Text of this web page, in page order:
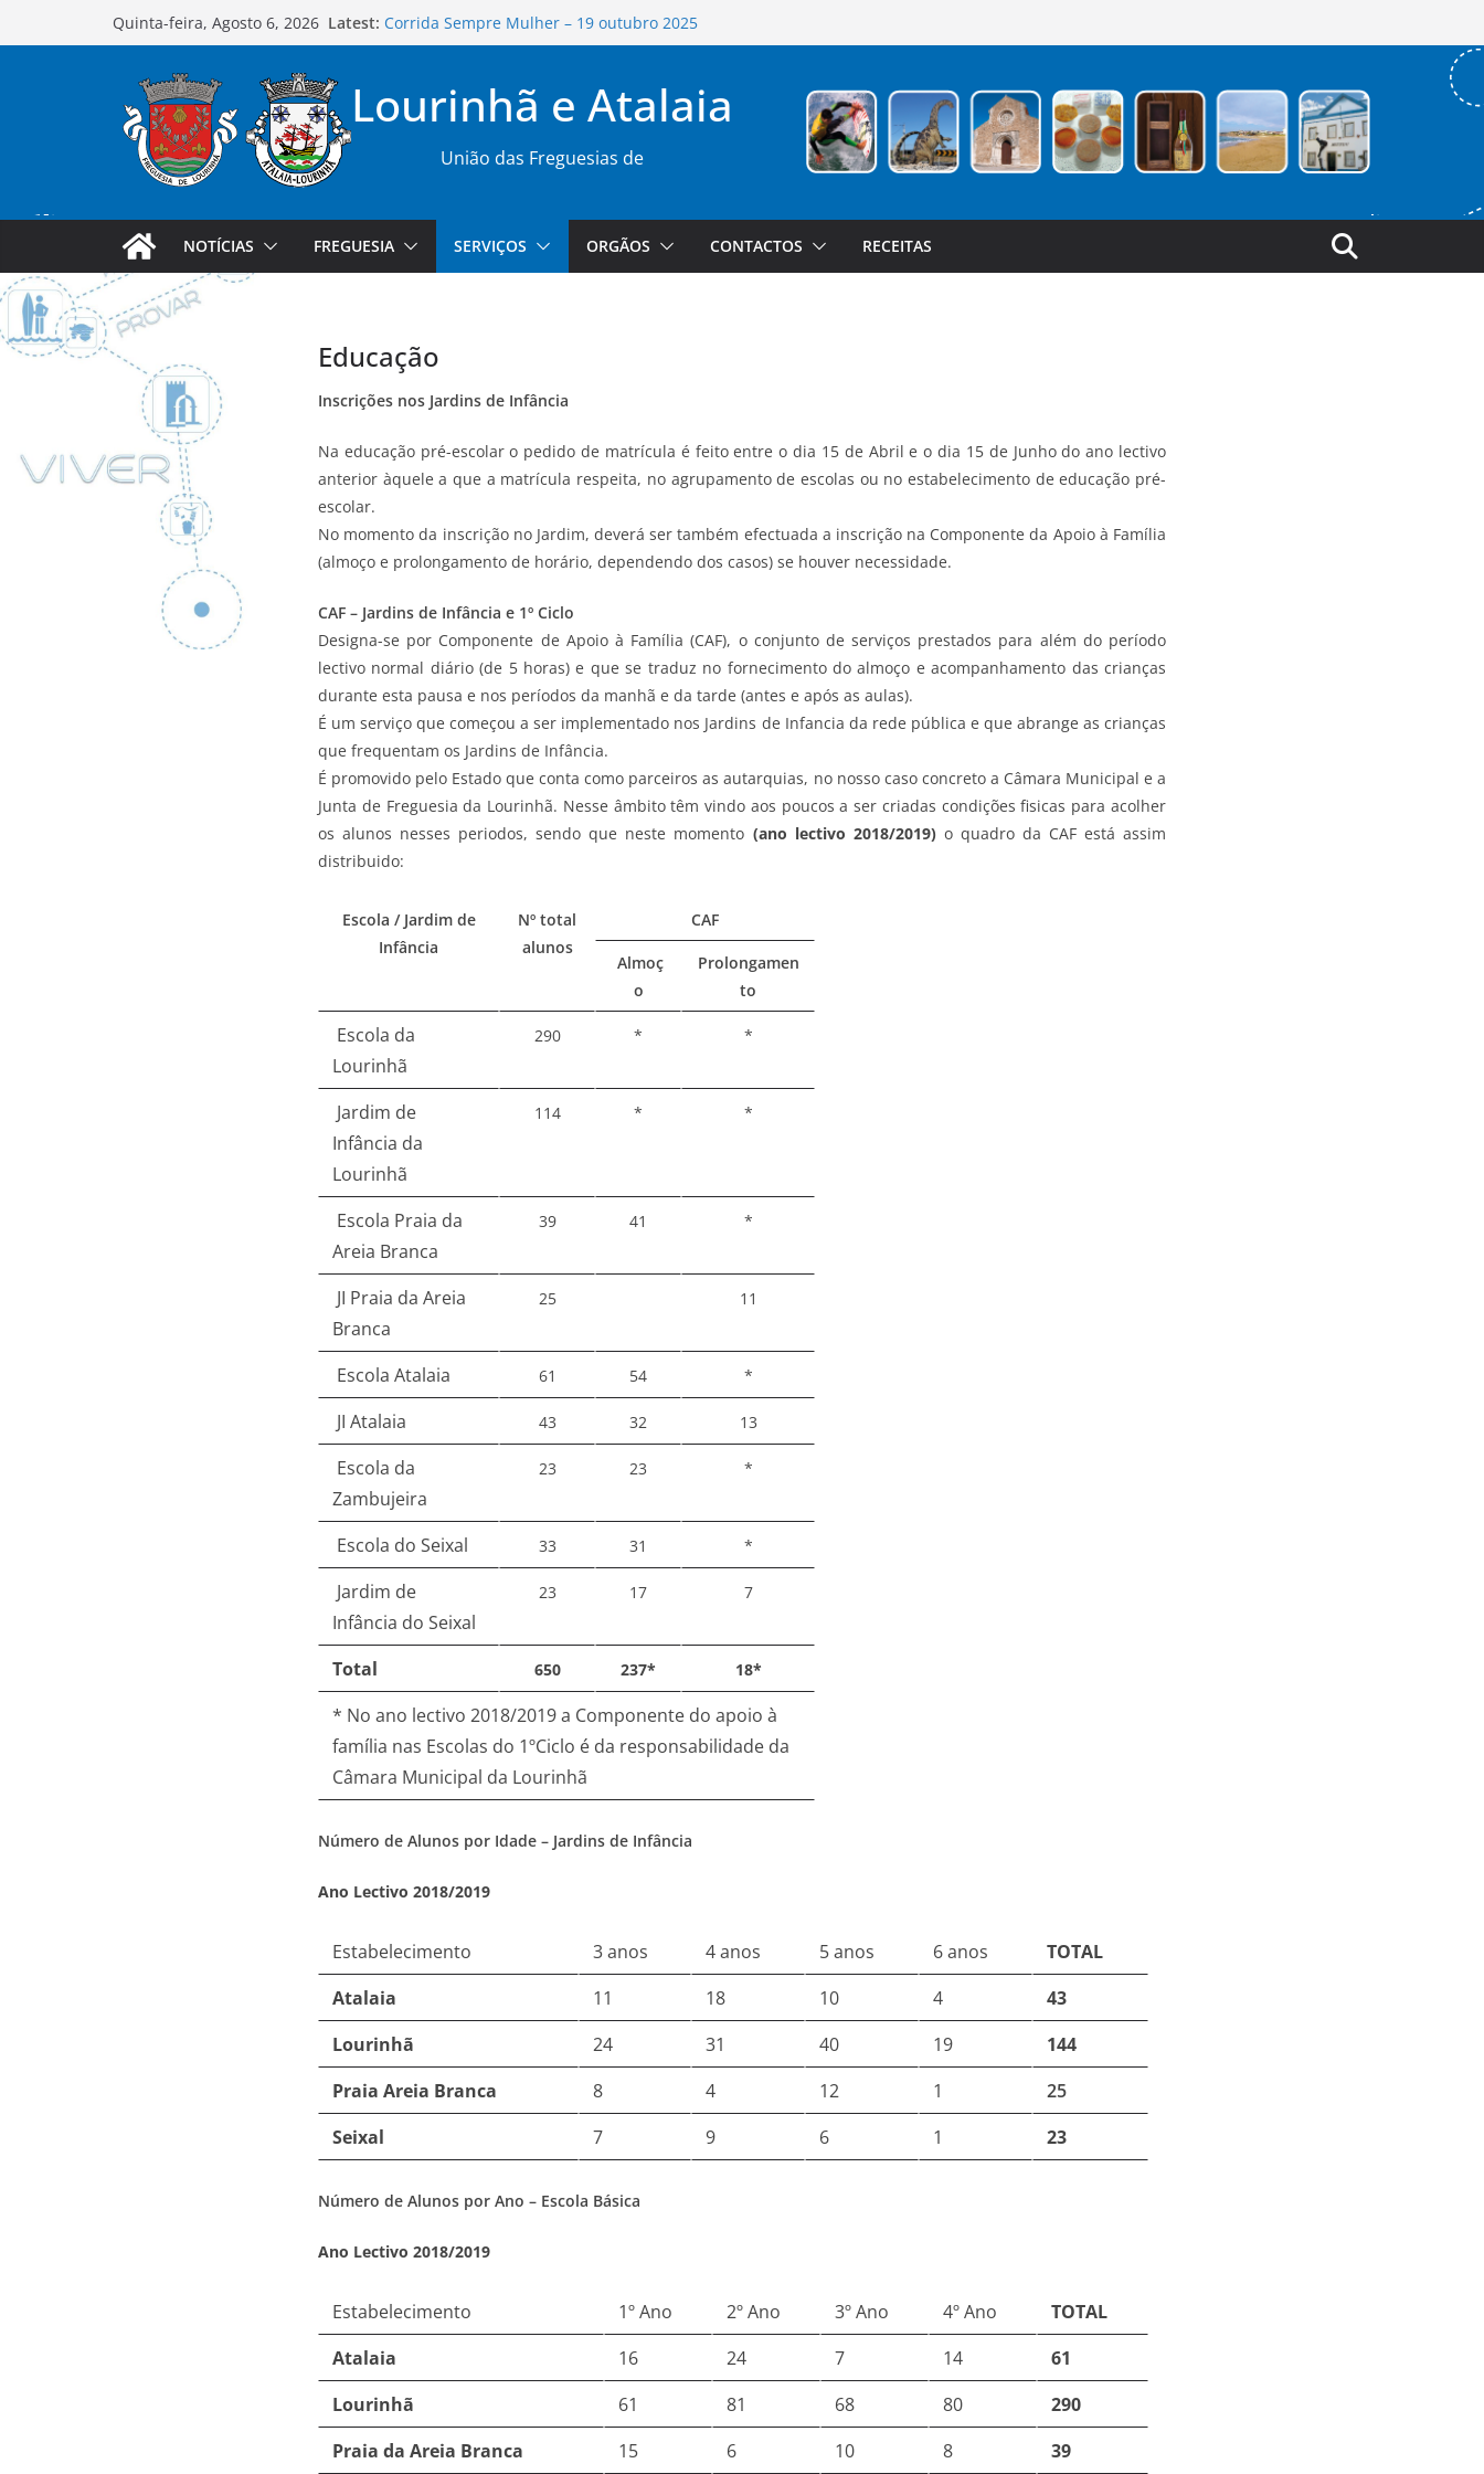
to
Quinta-feira, Agosto 6, 2026 Latest: Corrida Sempre Mulher – 19 outubro 2025
Editais de Tomada de Posse das Freguesias da Lourinhã e
Prova 2º Milha da Cegonha
Campanha de Recolha de Sangue Out 2025
Lourinhã e Atalaia
União das Freguesias de
NOTÍCIAS FREGUESIA SERVIÇOS ORGÃOS CONTACTOS RECEITAS
Educação
Inscrições nos Jardins de Infância
Na educação pré-escolar o pedido de matrícula é feito entre o dia 15 de Abril e o dia 15 de Junho do ano lectivo
anterior àquele a que a matrícula respeita, no agrupamento de escolas ou no estabelecimento de educação pré-
escolar.
No momento da inscrição no Jardim, deverá ser também efectuada a inscrição na Componente da Apoio à Família
(almoço e prolongamento de horário, dependendo dos casos) se houver necessidade.
CAF – Jardins de Infância e 1º Ciclo
Designa-se por Componente de Apoio à Família (CAF), o conjunto de serviços prestados para além do período
lectivo normal diário (de 5 horas) e que se traduz no fornecimento do almoço e acompanhamento das crianças
durante esta pausa e nos períodos da manhã e da tarde (antes e após as aulas).
É um serviço que começou a ser implementado nos Jardins de Infancia da rede pública e que abrange as crianças
que frequentam os Jardins de Infância.
É promovido pelo Estado que conta como parceiros as autarquias, no nosso caso concreto a Câmara Municipal e a
Junta de Freguesia da Lourinhã. Nesse âmbito têm vindo aos poucos a ser criadas condições fisicas para acolher
os alunos nesses periodos, sendo que neste momento (ano lectivo 2018/2019)o quadro da CAF está assim
distribuido:
Escola / Jardim de
Infância
Nº total
alunos
CAF
Almoç
o
Prolongamen
to
Escola da
Lourinhã
290 * *
Jardim de
Infância da
Lourinhã
114 * *
Escola Praia da
Areia Branca
39 41 *
JI Praia da Areia
Branca
25 11
Escola Atalaia 61 54 *
JI Atalaia 43 32 13
Escola da
Zambujeira
23 23 *
Escola do Seixal 33 31 *
Jardim de
Infância do Seixal
23 17 7
Total 650 237* 18*
* No ano lectivo 2018/2019 a Componente do apoio à
família nas Escolas do 1ºCiclo é da responsabilidade da
Câmara Municipal da Lourinhã
Número de Alunos por Idade – Jardins de Infância
Ano Lectivo 2018/2019
Estabelecimento 3 anos 4 anos 5 anos 6 anos
TOTAL
Atalaia
11 18 10 4
43
Lourinhã
24 31 40 19
144
Praia Areia Branca
8 4 12 1
25
Seixal
7 9 6 1 23
Número de Alunos por Ano – Escola Básica
Ano Lectivo 2018/2019
Estabelecimento 1º Ano 2º Ano 3º Ano 4º Ano
TOTAL
Atalaia
16 24 7 14
61
Lourinhã
61 81 68 80
290
Praia da Areia Branca
15 6 10 8 39